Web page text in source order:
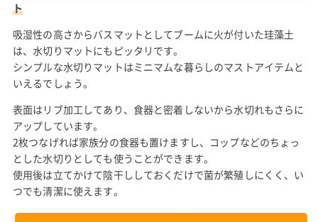
ト
吸湿性の高さからバスマットとしてブームに火が付いた珪藻土
は、水切りマットにもピッタリです。
シンプルな水切りマットはミニマムな暮らしのマストアイテムと
いえるでしょう。
表面はリブ加工してあり、食器と密着しないから水切れもさらに
アップしています。
2枚つなげれば家族分の食器も置けますし、コップなどのちょっ
とした水切りとしても使うことができます。
使用後は立てかけて陰干ししておくだけで菌が繁殖しにくく、い
つでも清潔に使えます。